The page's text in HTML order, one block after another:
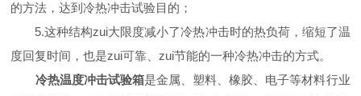
的方法，达到冷热冲击试验目的；
5.这种结构zui大限度减小了冷热冲击时的热负荷，缩短了温
度回复时间，也是zui可靠、zui节能的一种冷热冲击的方式。
冷热温度冲击试验箱是金属、塑料、橡胶、电子等材料行业